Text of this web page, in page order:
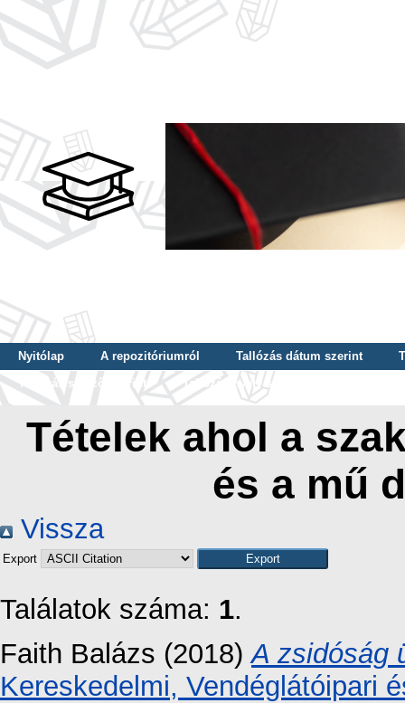
Nyitólap A repozitóriumról Tallózás dátum szerint
Tallózás szerző szerint
Tallózás nyelv szerint
Tételek ahol a
és a mű
Vissza
Export
Találatok száma: 1.
Faith Balázs (2018)A zsidóság
Kereskedelmi, Vendéglátóipari